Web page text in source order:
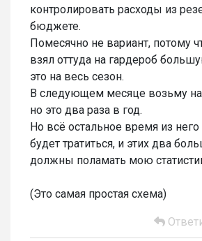
контролировать расходы из
бюджете.
Помесячно не вариант, потому
взял оттуда на гардероб
это на весь сезон.
В следующем месяце возьму
но это два раза в год.
Но всё остальное время из него
будет тратиться, и этих два
должны поламать мою
(Это самая простая схема)